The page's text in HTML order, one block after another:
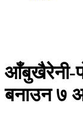
आँबुखैरेनी-
बनाउन ७